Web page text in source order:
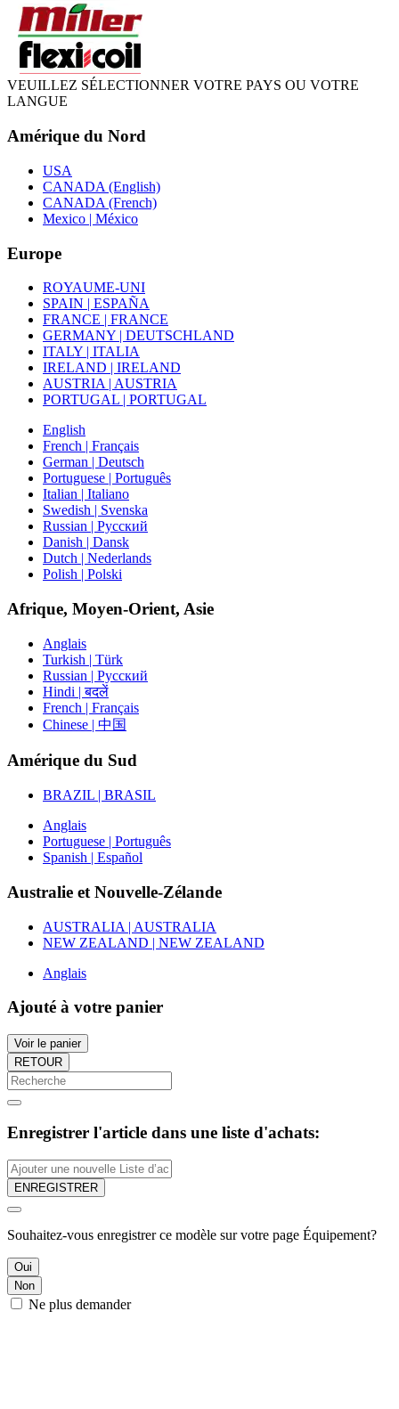
VEUILLEZ SÉLECTIONNER VOTRE PAYS OU VOTRE
LANGUE
Amérique du Nord
USA
CANADA (English)
CANADA (French)
Mexico | México
Europe
ROYAUME-UNI
SPAIN | ESPAÑA
FRANCE | FRANCE
GERMANY | DEUTSCHLAND
ITALY | ITALIA
IRELAND | IRELAND
AUSTRIA | AUSTRIA
PORTUGAL | PORTUGAL
English
French | Français
German | Deutsch
Portuguese | Português
Italian | Italiano
Swedish | Svenska
Russian | Русский
Danish | Dansk
Dutch | Nederlands
Polish | Polski
Afrique, Moyen-Orient, Asie
Anglais
Turkish | Türk
Russian | Русский
Hindi | बदलें
French | Français
Chinese | 中国
Amérique du Sud
BRAZIL | BRASIL
Anglais
Portuguese | Português
Spanish | Español
Australie et Nouvelle-Zélande
AUSTRALIA | AUSTRALIA
NEW ZEALAND | NEW ZEALAND
Anglais
Ajouté à votre panier
Voir le panier
RETOUR
Enregistrer l'article dans une liste d'achats:
ENREGISTRER
Souhaitez-vous enregistrer ce modèle sur votre page Équipement?
Oui
Non
Ne plus demander